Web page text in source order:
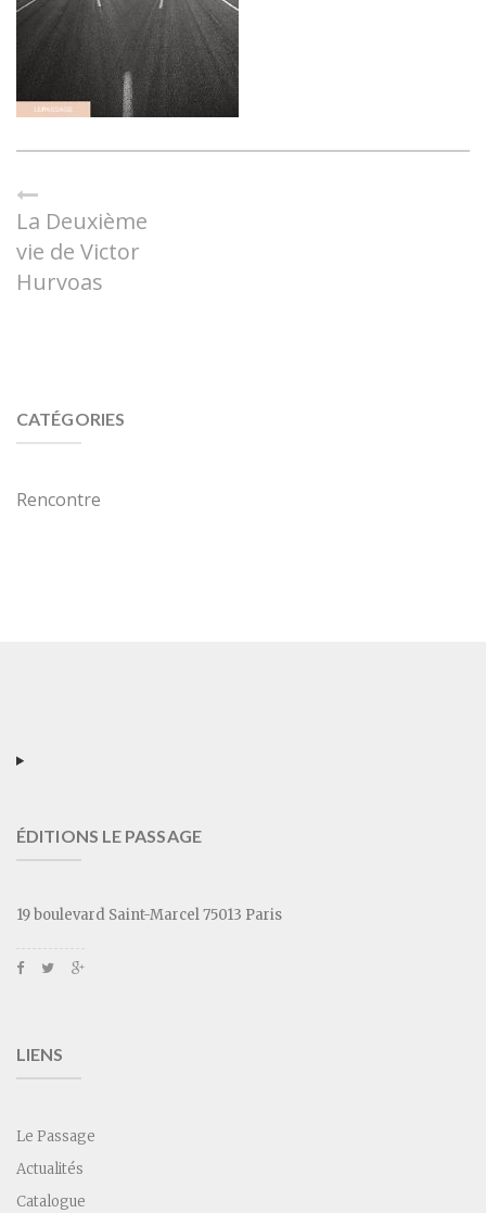
La Deuxième
vie de Victor
Hurvoas
CATÉGORIES
Rencontre
ÉDITIONS LE PASSAGE
19 boulevard Saint-Marcel 75013 Paris
LIENS
Le Passage
Actualités
Catalogue